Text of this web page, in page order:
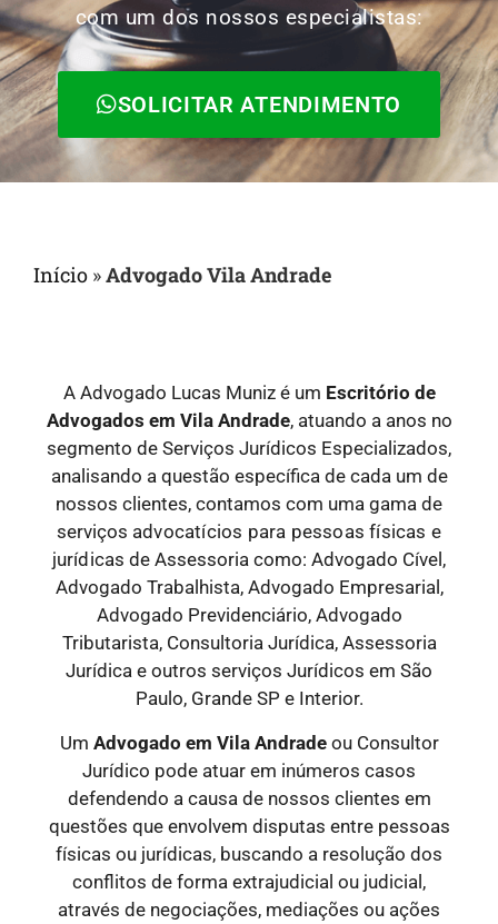
com um dos nossos especialistas:
SOLICITAR ATENDIMENTO
Início »Advogado Vila Andrade
A Advogado Lucas Muniz é um Escritório de
Advogados em Vila Andrade, atuando a anos no
segmento de Serviços Jurídicos Especializados,
analisando a questão específica de cada um de
nossos clientes, contamos com uma gama de
serviços advocatícios para pessoas físicas e
jurídicas de Assessoria como: Advogado Cível,
Advogado Trabalhista, Advogado Empresarial,
Advogado Previdenciário, Advogado
Tributarista, Consultoria Jurídica, Assessoria
Jurídica e outros serviços Jurídicos em São
Paulo, Grande SP e Interior.
Um Advogado em Vila Andradeou Consultor
Jurídico pode atuar em inúmeros casos
defendendo a causa de nossos clientes em
questões que envolvem disputas entre pessoas
físicas ou jurídicas, buscando a resolução dos
conflitos de forma extrajudicial ou judicial,
através de negociações, mediações ou ações